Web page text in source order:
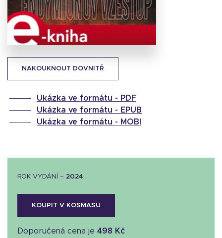
NAKOUKNOUT DOVNITŘ
Ukázka ve formátu - PDF
Ukázka ve formátu - EPUB
Ukázka ve formátu - MOBI
ROK VYDÁNÍ – 2024
KOUPIT V KOSMASU
Doporučená cena je 498 Kč